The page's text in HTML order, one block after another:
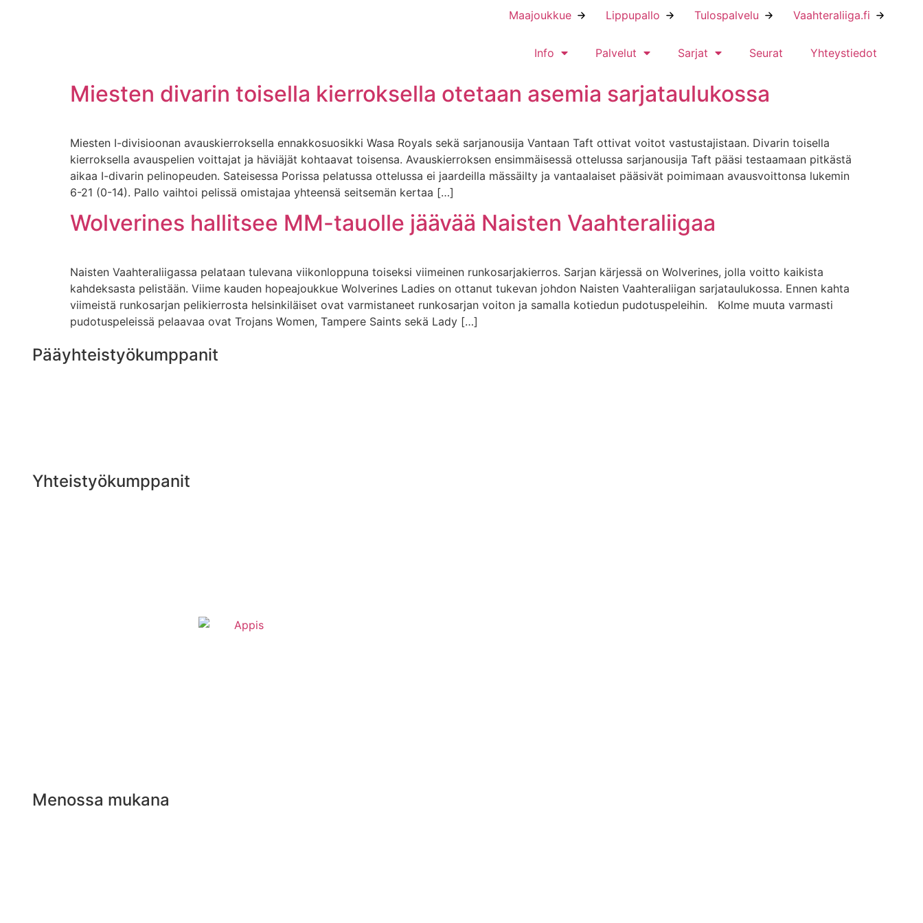
Maajoukkue Lippupallo Tulospalvelu Vaahteraliiga.fi
Info Palvelut Sarjat Seurat Yhteystiedot
Miesten divarin toisella kierroksella otetaan asemia sarjataulukossa
Miesten I-divisioonan avauskierroksella ennakkosuosikki Wasa Royals sekä sarjanousija Vantaan Taft ottivat voitot vastustajistaan. Divarin toisella
kierroksella avauspelien voittajat ja häviäjät kohtaavat toisensa. Avauskierroksen ensimmäisessä ottelussa sarjanousija Taft pääsi testaamaan pitkästä
aikaa I-divarin pelinopeuden. Sateisessa Porissa pelatussa ottelussa ei jaardeilla mässäilty ja vantaalaiset pääsivät poimimaan avausvoittonsa lukemin
6-21 (0-14). Pallo vaihtoi pelissä omistajaa yhteensä seitsemän kertaa […]
Wolverines hallitsee MM-tauolle jäävää Naisten Vaahteraliigaa
Naisten Vaahteraliigassa pelataan tulevana viikonloppuna toiseksi viimeinen runkosarjakierros. Sarjan kärjessä on Wolverines, jolla voitto kaikista
kahdeksasta pelistään. Viime kauden hopeajoukkue Wolverines Ladies on ottanut tukevan johdon Naisten Vaahteraliigan sarjataulukossa. Ennen kahta
viimeistä runkosarjan pelikierrosta helsinkiläiset ovat varmistaneet runkosarjan voiton ja samalla kotiedun pudotuspeleihin. Kolme muuta varmasti
pudotuspeleissä pelaavaa ovat Trojans Women, Tampere Saints sekä Lady […]
Pääyhteistyökumppanit
Yhteistyökumppanit
Menossa mukana